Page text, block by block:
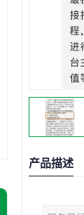
产品描述